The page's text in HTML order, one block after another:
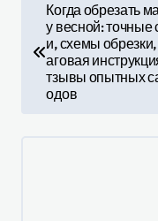
в
Когда обрезать
у весной: точные
и, схемы
аговая
тзывы опытных
одов